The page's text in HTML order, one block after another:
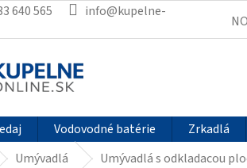
640 565
info@kupelne-
Vodovodné batérie Zrkadlá
Umývadlá Umývadlá s odkladacou